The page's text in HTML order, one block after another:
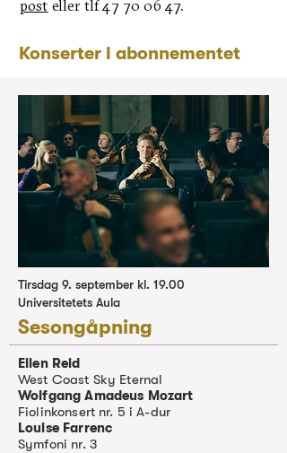
post eller tlf47 70 06 47.
Konserter i abonnementet
Tirsdag 9. september kl. 19.00
Universitetets Aula
Sesongåpning
Ellen Reid
West Coast Sky Eternal
Wolfgang Amadeus Mozart
Fiolinkonsert nr. 5 i A-dur
Louise Farrenc
Symfoni nr. 3